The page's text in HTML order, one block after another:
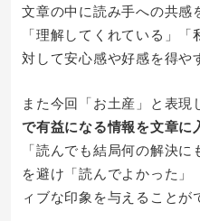
文章の中に読み手への共感
「理解してくれている」
対して安心感や好感を得や
また今回「お土産」と表現
で有益になる情報を文章に
「読んでも結局何の解決
を避け「読んでよかった
ィブな印象を与えることが